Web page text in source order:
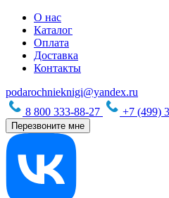
О нас
Каталог
Оплата
Доставка
Контакты
podarochnieknigi@yandex.ru
8 800 333-88-27
+7 (499)
Перезвоните мне